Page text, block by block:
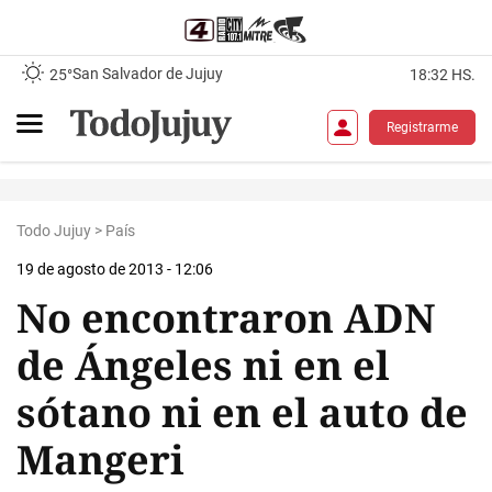
25°San Salvador de Jujuy 18:32 HS.
Registrarme
Todo Jujuy > País
19 de agosto de 2013 - 12:06
No encontraron ADN
de Ángeles ni en el
sótano ni en el auto de
Mangeri